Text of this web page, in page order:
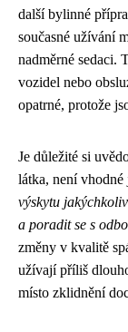
další bylinné
současné užívání
nadměrné sedaci.
vozidel nebo
opatrné, protože
Je důležité si
látka, není
výskytu
a poradit se s
změny v kvalitě
užívají příliš
místo zklidnění